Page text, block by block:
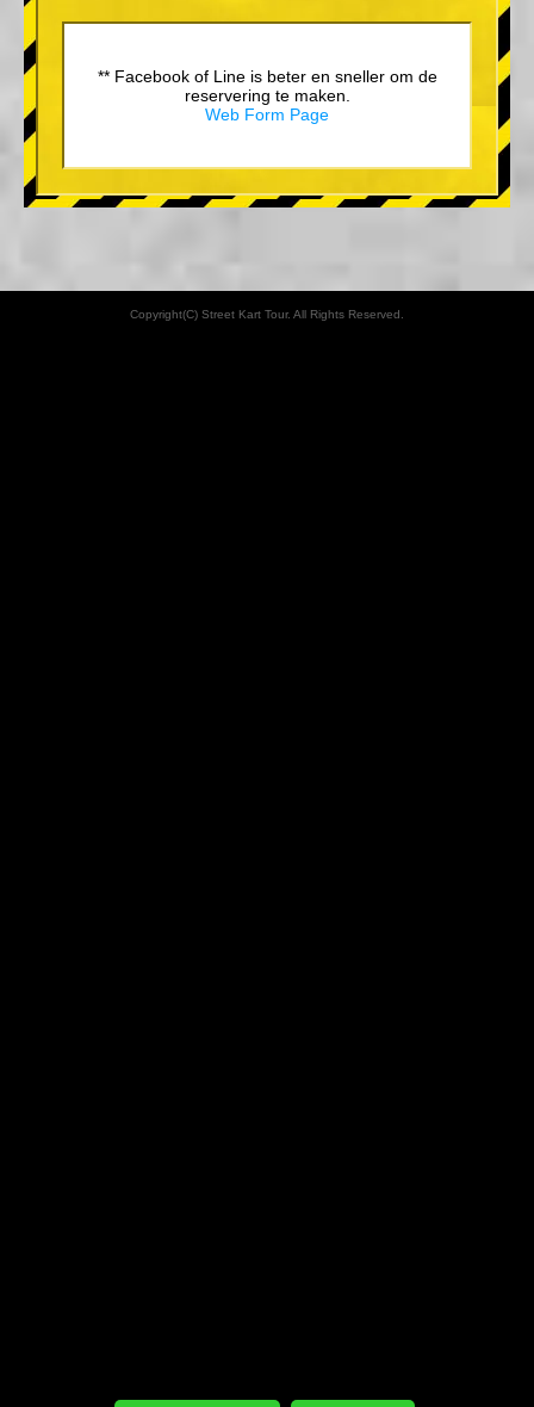
** Facebook of Line is beter en sneller om de
reservering te maken.
Web Form Page
Copyright(C) Street Kart Tour. All Rights Reserved.